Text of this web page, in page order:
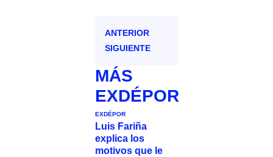
ANTERIOR
SIGUIENTE
MÁS
EXDÉPOR
EXDÉPOR
Luis Fariña
explica los
motivos que le